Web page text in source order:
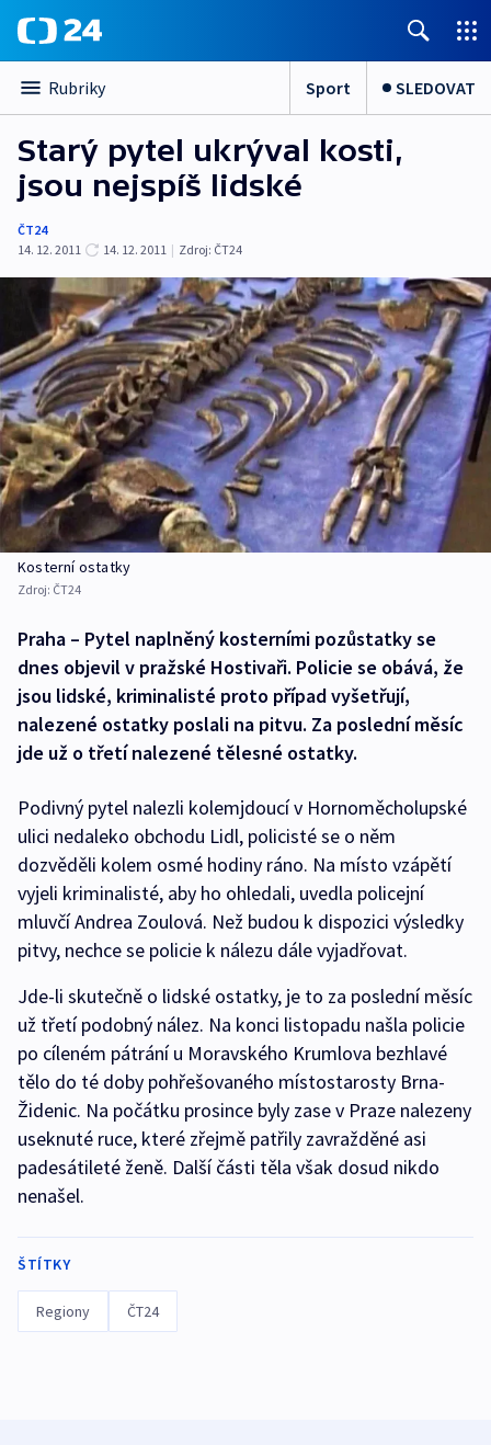
Rubriky Sport SLEDOVAT
Starý pytel ukrýval kosti,
jsou nejspíš lidské
ČT24
14. 12. 2011
14. 12. 2011 | Zdroj: ČT24
Kosterní ostatky
Zdroj: ČT24
Praha – Pytel naplněný kosterními pozůstatky se
dnes objevil v pražské Hostivaři. Policie se obává, že
jsou lidské, kriminalisté proto případ vyšetřují,
nalezené ostatky poslali na pitvu. Za poslední měsíc
jde už o třetí nalezené tělesné ostatky.
Podivný pytel nalezli kolemjdoucí v Hornoměcholupské
ulici nedaleko obchodu Lidl, policisté se o něm
dozvěděli kolem osmé hodiny ráno. Na místo vzápětí
vyjeli kriminalisté, aby ho ohledali, uvedla policejní
mluvčí Andrea Zoulová. Než budou k dispozici výsledky
pitvy, nechce se policie k nálezu dále vyjadřovat.
Jde-li skutečně o lidské ostatky, je to za poslední měsíc
už třetí podobný nález. Na konci listopadu našla policie
po cíleném pátrání u Moravského Krumlova bezhlavé
tělo do té doby pohřešovaného místostarosty Brna-
Židenic. Na počátku prosince byly zase v Praze nalezeny
useknuté ruce, které zřejmě patřily zavražděné asi
padesátileté ženě. Další části těla však dosud nikdo
nenašel.
ŠTÍTKY
Regiony ČT24